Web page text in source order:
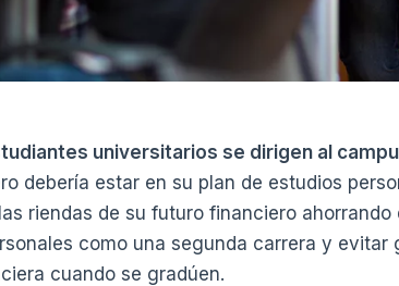
universitarios se dirigen al
debería estar en su plan de estudios
riendas de su futuro financiero ahorrando
como una segunda carrera y evitar
cuando se gradúen.